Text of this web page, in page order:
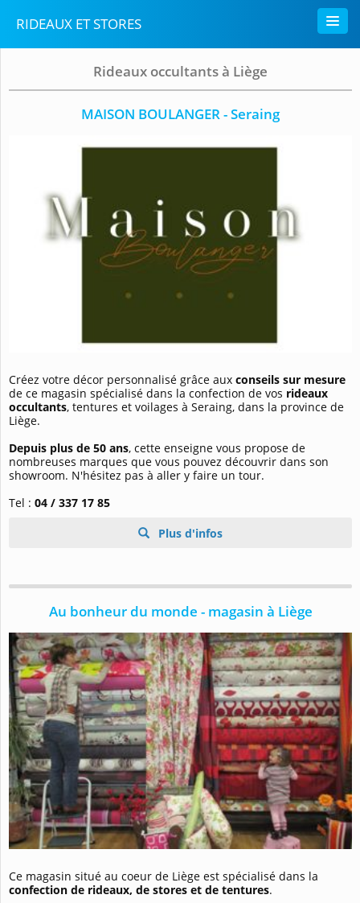
RIDEAUX ET STORES
Rideaux occultants à Liège
MAISON BOULANGER - Seraing
Créez votre décor personnalisé grâce aux conseils sur mesure
de ce magasin spécialisé dans la confection de vos rideaux
occultants, tentures et voilages à Seraing, dans la province de
Liège.
Depuis plus de 50 ans, cette enseigne vous propose de
nombreuses marques que vous pouvez découvrir dans son
showroom. N'hésitez pas à aller y faire un tour.
Tel : 04 / 337 17 85
Plus d'infos
Au bonheur du monde - magasin à Liège
Ce magasin situé au coeur de Liège est spécialisé dans la
confection de rideaux, de stores et de tentures.